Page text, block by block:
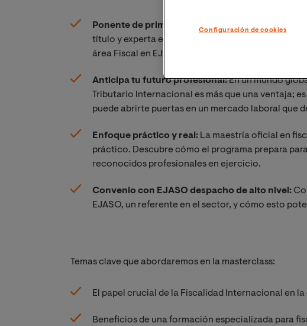
Ponente de primer nivel:esta sesión contará con
título y experta en Derecho Tributario
área Fiscal en EJASO Valencia.
Anticipa tu futuro profesional:En un mundo
Tributario Internacional es más que una ventaja;
puede abrirte puertas en un mercado laboral que
Enfoque práctico y real: La maestría oficial en
práctico. Descubre cómo el programa prepara
reconocidos profesionales en ejercicio.
Convenio con EJASO despacho de alto nivel:
EJASO, un referente en el sector, y cómo esto
Temas clave que abordaremos en la masterclass:
El papel crucial de la Fiscalidad Internacional en
Beneficios de una formación especializada para
Configuración de cookies